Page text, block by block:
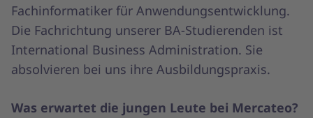
Fachinformatiker für Anwendungsentwicklung.
Die Fachrichtung unserer BA-Studierenden ist
International Business Administration. Sie
absolvieren bei uns ihre Ausbildungspraxis.
Was erwartet die jungen Leute bei Mercateo?